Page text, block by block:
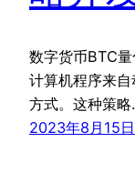
数字货币BTC
计算机程序来
方式。这种策
2023年8月15日